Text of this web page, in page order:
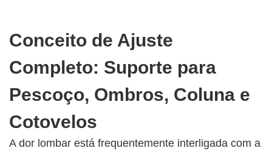
Conceito de Ajuste
Completo: Suporte para
Pescoço, Ombros, Coluna e
Cotovelos
A dor lombar está frequentemente interligada com a